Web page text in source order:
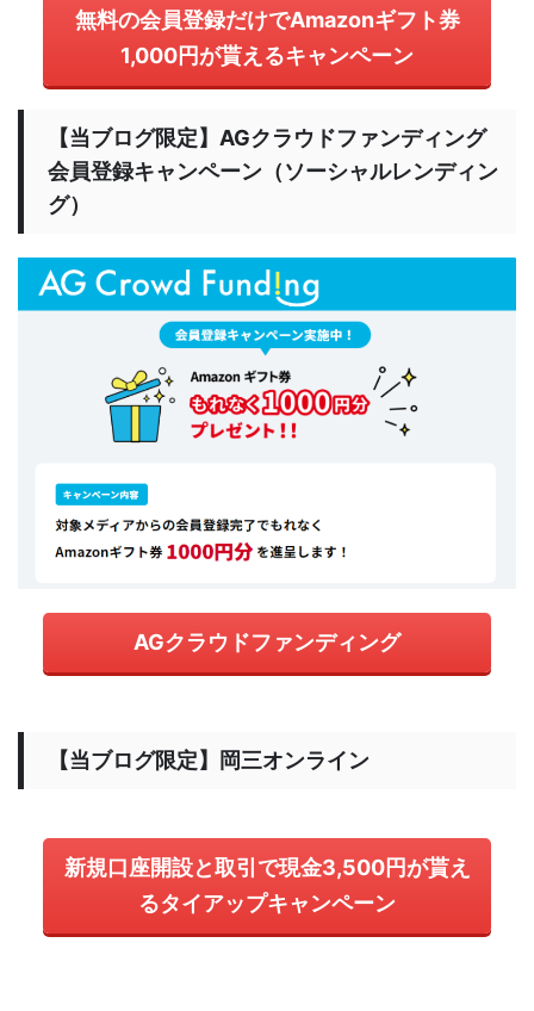
無料の会員登録だけでAmazonギフト券
1,000円が貰えるキャンペーン
【当ブログ限定】AGクラウドファンディング
会員登録キャンペーン（ソーシャルレンディン
グ）
AGクラウドファンディング
【当ブログ限定】岡三オンライン
新規口座開設と取引で現金3,500円が貰え
るタイアップキャンペーン